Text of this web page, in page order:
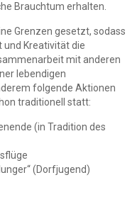
Brauchtum erhalten.
Grenzen gesetzt, sodass
und Kreativität die
mit anderen
lebendigen
folgende Aktionen
traditionell statt:
(in Tradition des
(Dorfjugend)